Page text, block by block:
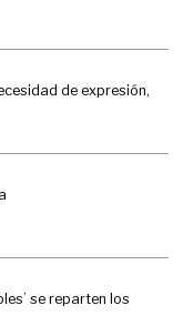
de expresión,
se reparten los